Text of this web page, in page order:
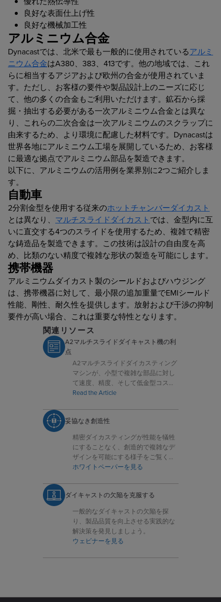
良好な表面仕上げ性
良好な機械加工性
アルミニウム合金
Dynacastでは、北米で最も一般的に使用されているアルミ
ニウム合金はA380、383、413です。他の地域では、これ
らに相当するアジアおよび欧州の合金が使用されていま
す。ただし、お客様の要件や製品設計上のニーズに応じ
て、他の多くの合金もご利用いただけます。鉱石から採
掘・抽出する必要がある一次アルミニウム合金とは異な
り、これらの二次合金は一次アルミニウムのスクラップに
由来するため、より環境に配慮した材料です。Dynacastは
世界各地にアルミニウム工場を展開しているため、お客様
に最適な拠点でアルミニウム部品を製造できます。
以下に、アルミニウムの活用例を業界別に2つご紹介しま
す。
自動車
2分割金型を使用する従来のホットチャンバーダイカスト
とは異なり、 マルチスライドダイカスト では、金型内に互
いに直交する4つのスライドを使用するため、複雑で精密
な鋳造品を製造できます。この技術は設計の自由度を高
め、比類のない精度で複雑な形状の製造を可能にします。
携帯機器
アルミニウムダイカスト製のシールドおよびハウジング
は、携帯機器に対して、最小限の追加重量でEMIシールド
性能、剛性、耐久性を提供します。放射および干渉の抑制
要件が高い場合、これは重要な特性となります。
関連リソース
A2マルチスライドダイキャスト機の利
点
A2マルチスライドダイカスティング
マシンが、小型で複雑な部品に対し
て速度、精度、そして低金型コスト
を実現する方法を探ります。
Read the Article
妥協なき創造性
精密ダイカスティングが性能を犠牲
にすることなく、創造的で複雑なデ
ザインを可能にする様子をご覧くだ
さい。
ホワイトペーパーを見る
ダイキャストの欠陥を克服する
一般的なダイキャストの欠陥を探
り、製品品質を向上させる実践的な
解決策を発見しましょう。
ウェビナーを見る